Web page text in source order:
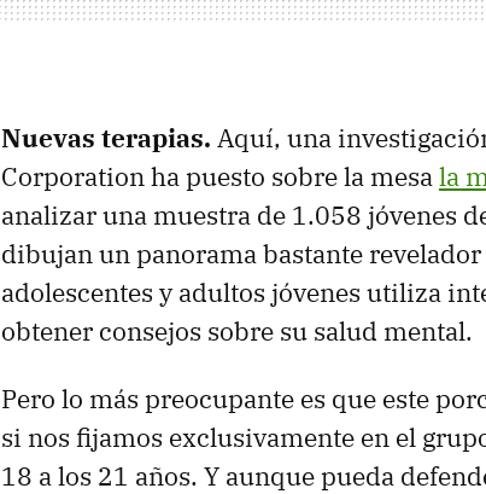
Nuevas terapias. Aquí, una
Corporation ha puesto sobre la mesala
analizar una muestra de 1.058 jóvenes
dibujan un panorama bastante
adolescentes y adultos jóvenes utiliza
obtener consejos sobre su salud mental.
Pero lo más preocupante es que este
si nos fijamos exclusivamente en el
18 a los 21 años. Y aunque pueda